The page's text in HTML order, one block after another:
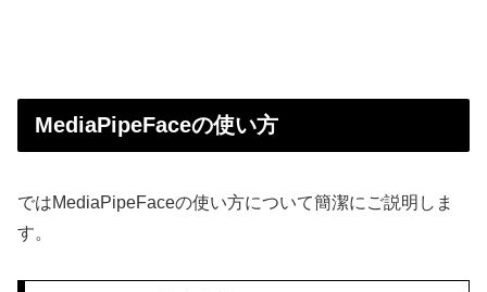
MediaPipeFaceの使い方
ではMediaPipeFaceの使い方について簡潔にご説明しま
す。